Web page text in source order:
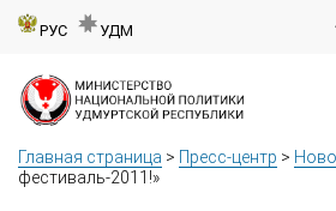
РУС УДМ
Главная страница > Пресс-центр >
фестиваль-2011!»